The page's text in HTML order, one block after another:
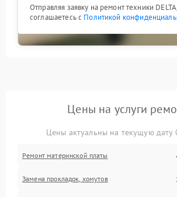
Отправляя заявку на ремонт техники
соглашаетесь с Политикой
Цены на услуги
Цены актуальны на текущую дату
Ремонт материнской платы
Замена прокладок, хомутов